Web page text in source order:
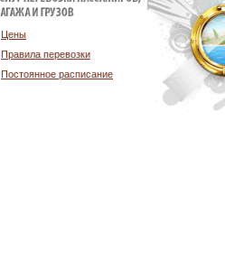
Цены
Правила перевозки
Постоянное расписание